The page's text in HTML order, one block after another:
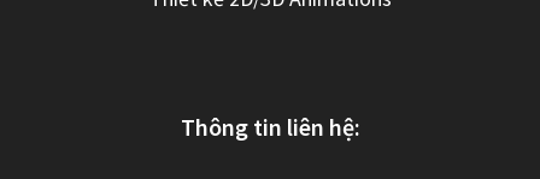
Thông tin liên hệ: